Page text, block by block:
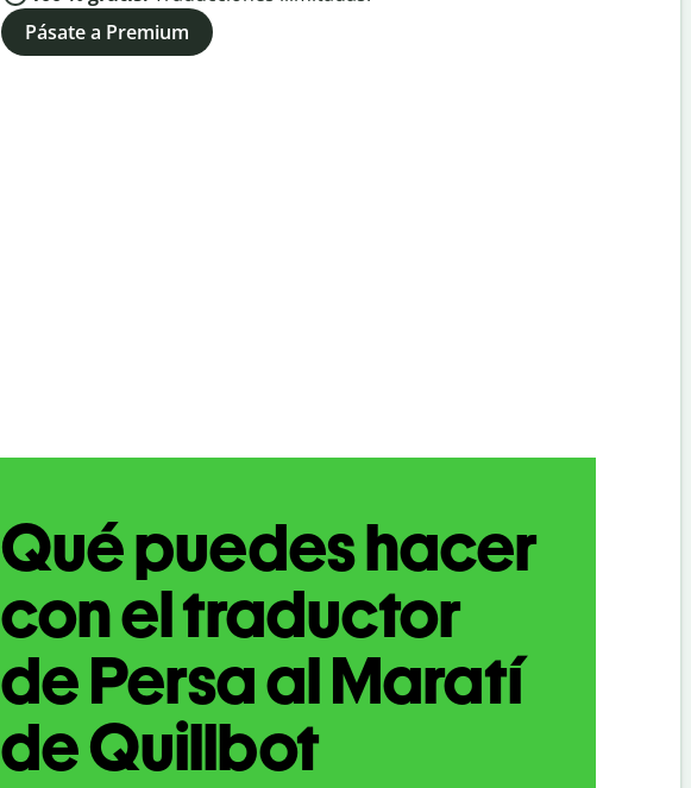
Pásate a Premium
Qué puedes hacer
con el traductor
de Persa al Maratí
de Quillbot